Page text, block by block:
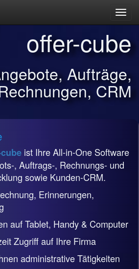
offer-cube
Aufträge,
CRM
ist Ihre All-in-One Software
, Auftrags-, Rechnungs- und
sowie Kunden-CRM.
Erinnerungen,
auf Tablet, Handy & Computer
Zugriff auf Ihre Firma
administrative Tätigkeiten